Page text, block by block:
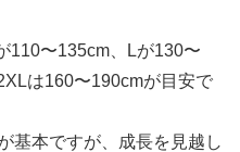
110〜135cm、Lが130〜
は160〜190cmが目安で
基本ですが、成長を見越し